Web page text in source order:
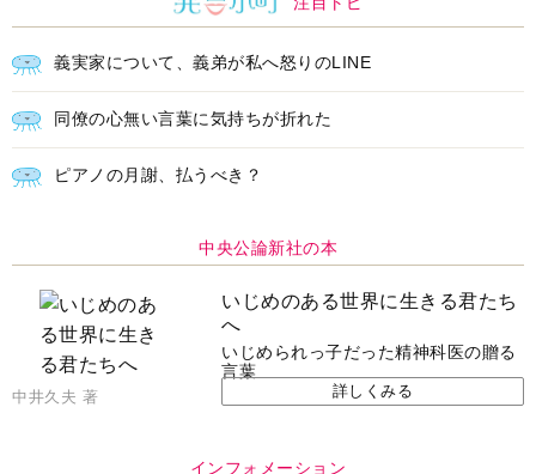
ＡＩで始める遺言を書く前の準
ル」を発売
ープンイヤー型イヤホン
いてのお詫びと訂正